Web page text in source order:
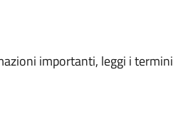
importanti, leggi i termini